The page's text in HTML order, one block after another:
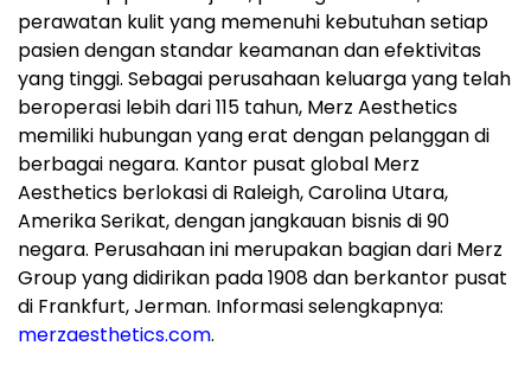
perawatan kulit yang memenuhi kebutuhan setiap
pasien dengan standar keamanan dan efektivitas
yang tinggi. Sebagai perusahaan keluarga yang telah
beroperasi lebih dari 115 tahun, Merz Aesthetics
memiliki hubungan yang erat dengan pelanggan di
berbagai negara. Kantor pusat global Merz
Aesthetics berlokasi di Raleigh, Carolina Utara,
Amerika Serikat, dengan jangkauan bisnis di 90
negara. Perusahaan ini merupakan bagian dari Merz
Group yang didirikan pada 1908 dan berkantor pusat
di Frankfurt, Jerman. Informasi selengkapnya:
merzaesthetics.com.